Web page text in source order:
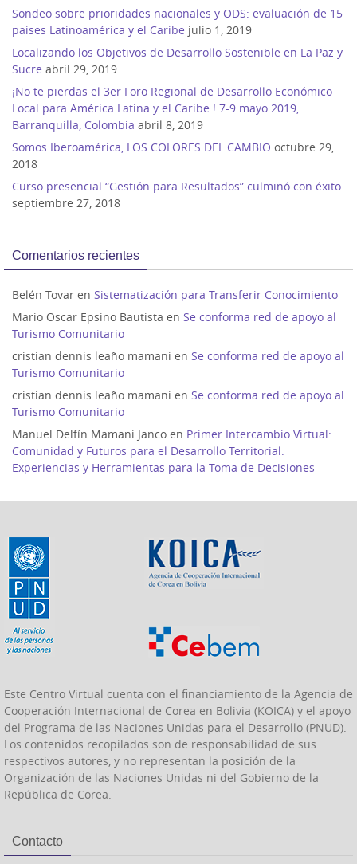
Sondeo sobre prioridades nacionales y ODS: evaluación de 15
paises Latinoamérica y el Caribe julio 1, 2019
Localizando los Objetivos de Desarrollo Sostenible en La Paz y
Sucre abril 29, 2019
¡No te pierdas el 3er Foro Regional de Desarrollo Económico
Local para América Latina y el Caribe ! 7-9 mayo 2019,
Barranquilla, Colombia abril 8, 2019
Somos Iberoamérica, LOS COLORES DEL CAMBIO octubre 29,
2018
Curso presencial “Gestión para Resultados” culminó con éxito
septiembre 27, 2018
Comentarios recientes
Belén Tovar en Sistematización para Transferir Conocimiento
Mario Oscar Epsino Bautista en Se conforma red de apoyo al
Turismo Comunitario
cristian dennis leaño mamani en Se conforma red de apoyo al
Turismo Comunitario
cristian dennis leaño mamani en Se conforma red de apoyo al
Turismo Comunitario
Manuel Delfín Mamani Janco en Primer Intercambio Virtual:
Comunidad y Futuros para el Desarrollo Territorial:
Experiencias y Herramientas para la Toma de Decisiones
Este Centro Virtual cuenta con el financiamiento de la Agencia de
Cooperación Internacional de Corea en Bolivia (KOICA) y el apoyo
del Programa de las Naciones Unidas para el Desarrollo (PNUD).
Los contenidos recopilados son de responsabilidad de sus
respectivos autores, y no representan la posición de la
Organización de las Naciones Unidas ni del Gobierno de la
República de Corea.
Contacto